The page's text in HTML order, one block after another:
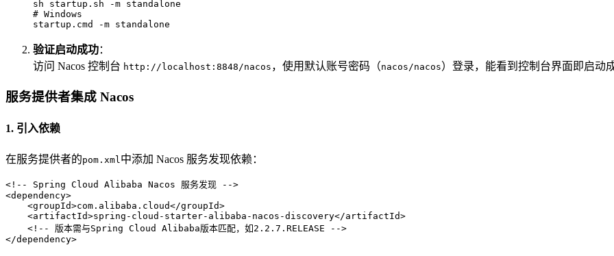
# Windows
startup.cmd -m standalone
验证启动成功：
访问 Nacos 控制台 http://localhost:8848/nacos ，使用默认账号密码（nacos/nacos）登录，能看到控制台界面即启动
服务提供者集成 Nacos
1. 引入依赖
在服务提供者的pom.xml中添加 Nacos 服务发现依赖：
<!-- Spring Cloud Alibaba Nacos 服务发现 -->
<dependency>
<groupId>com.alibaba.cloud</groupId>
<artifactId>spring-cloud-starter-alibaba-nacos-discovery</artifactId>
<!-- 版本需与Spring Cloud Alibaba版本匹配，如2.2.7.RELEASE -->
</dependency>